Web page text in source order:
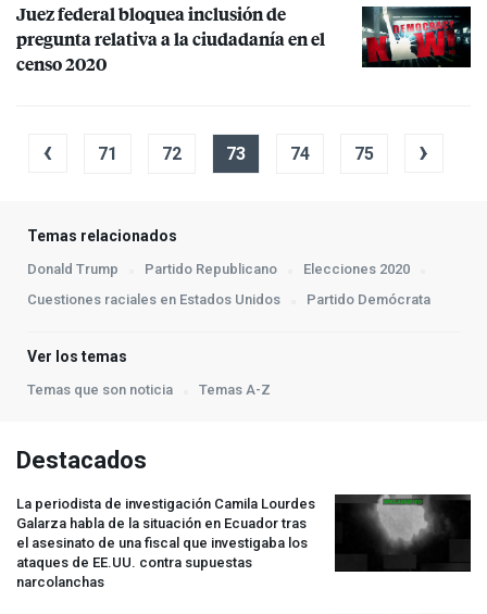
Juez federal bloquea inclusión de
pregunta relativa a la ciudadanía en el
censo 2020
‹ 71 72 73 74 75 ›
Temas relacionados
Donald Trump Partido Republicano
Elecciones 2020
Cuestiones raciales en Estados Unidos
Partido Demócrata
Ver los temas
Temas que son noticia Temas A-Z
Destacados
La periodista de investigación Camila Lourdes
Galarza habla de la situación en Ecuador tras
el asesinato de una fiscal que investigaba los
ataques de EE.UU. contra supuestas
narcolanchas